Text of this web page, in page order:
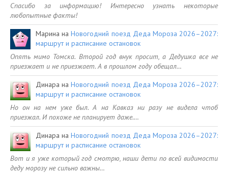
Спасибо за информацию! Интересно узнать некоторые
любопытные факты!
Марина наНовогодний поезд Деда Мороза 2026–2027:
маршрут и расписание остановок
Опять мимо Томска. Второй год внук просит, а Дедушка все не
приезжает и не приезжает. А в прошлом году обещал…
Динара наНовогодний поезд Деда Мороза 2026–2027:
маршрут и расписание остановок
Но он на нем уже был. А на Кавказ ни разу не видела чтоб
приезжал. И похоже не планирует даже.…
Динара наНовогодний поезд Деда Мороза 2026–2027:
маршрут и расписание остановок
Вот и я уже который год смотрю, наши дети по всей видимости
деду морозу не сильно важны…